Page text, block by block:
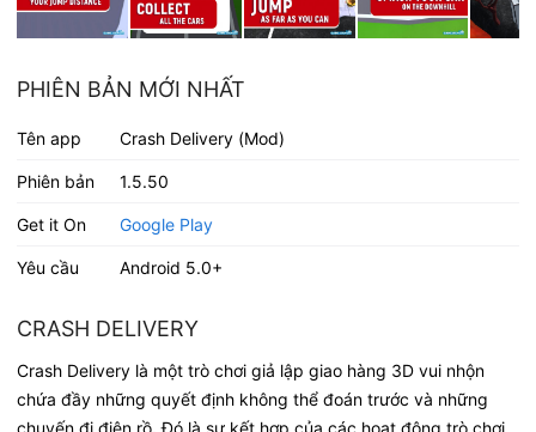
PHIÊN BẢN MỚI NHẤT
Tên app Crash Delivery (Mod)
Phiên bản 1.5.50
Get it On Google Play
Yêu cầu Android 5.0+
CRASH DELIVERY
Crash Delivery là một trò chơi giả lập giao hàng 3D vui nhộn
chứa đầy những quyết định không thể đoán trước và những
chuyến đi điên rồ. Đó là sự kết hợp của các hoạt động trò chơi